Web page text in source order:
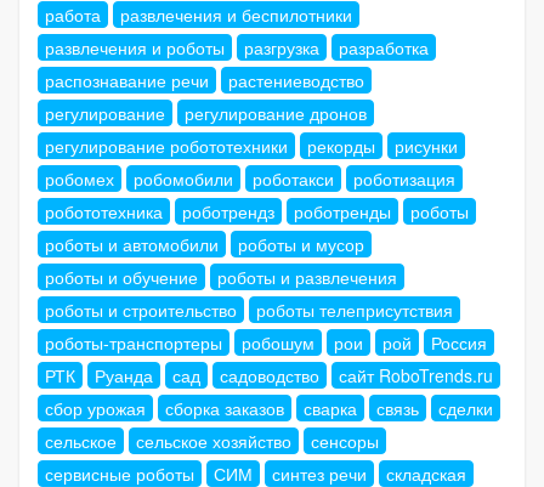
работа
развлечения и беспилотники
развлечения и роботы
разгрузка
разработка
распознавание речи
растениеводство
регулирование
регулирование дронов
регулирование робототехники
рекорды
рисунки
робомех
робомобили роботакси
роботизация
робототехника
роботрендз роботренды
роботы
роботы и автомобили
роботы и мусор
роботы и обучение
роботы и развлечения
роботы и строительство
роботы телеприсутствия
роботы-транспортеры
робошум рои рой
Россия
РТК
Руанда сад садоводство
сайт RoboTrends.ru
сбор урожая
сборка заказов сварка связь
сделки
сельское
сельское хозяйство
сенсоры
сервисные роботы
СИМ синтез речи
складская